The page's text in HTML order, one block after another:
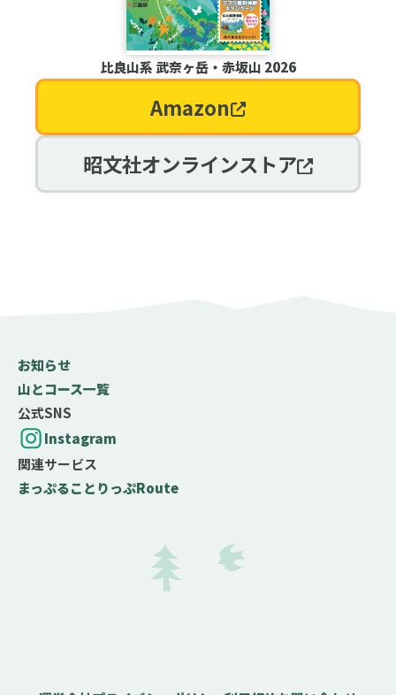
比良山系 武奈ヶ岳・赤坂山 2026
Amazon
昭文社オンラインストア
お知らせ
山とコース一覧
公式SNS
Instagram
関連サービス
まっぷることりっぷRoute